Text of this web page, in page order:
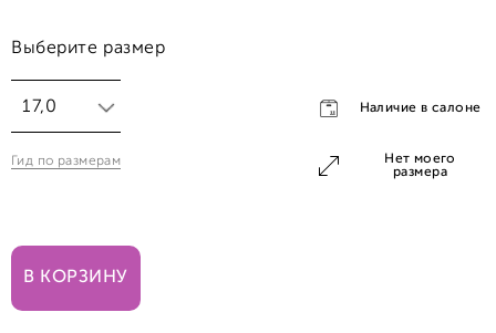
Выберите размер
17,0
17,0
Гид по размерам
Нет моего
размера
Наличие в салоне
В КОРЗИНУ